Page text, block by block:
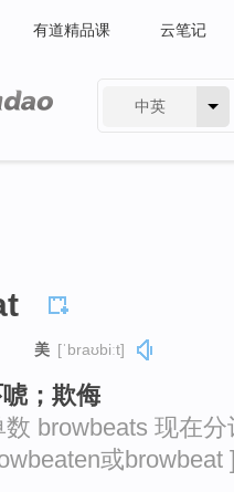
有道精品课 云笔记
中英
美 [ˈbraʊbiːt]
；欺侮
browbeats 现在
或browbeat